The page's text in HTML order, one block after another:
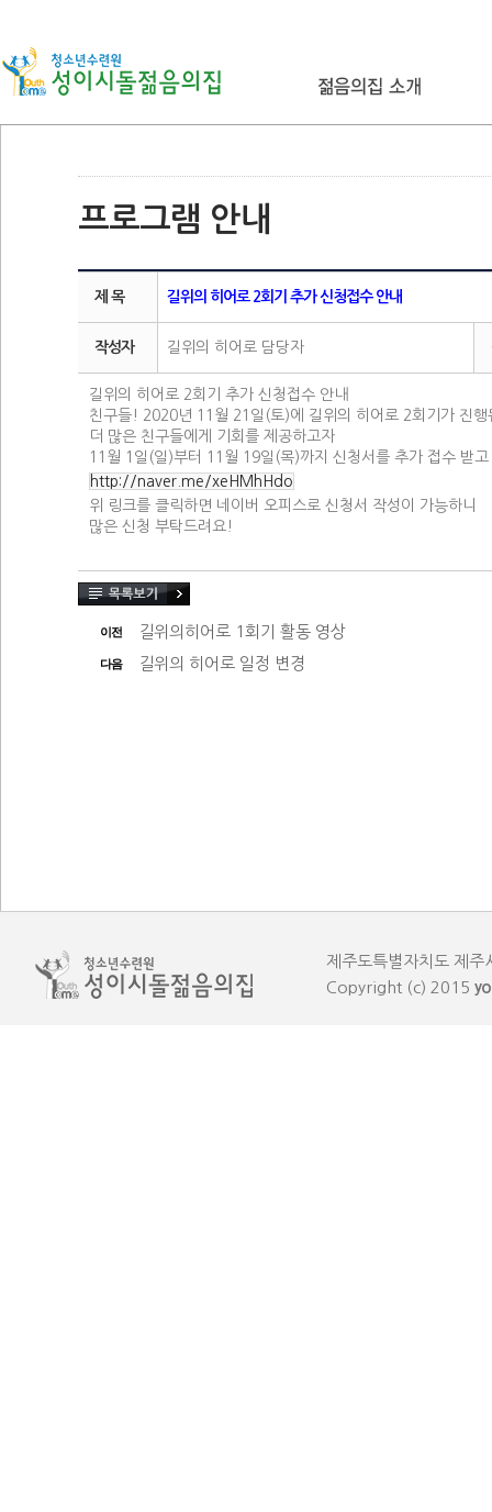
프로그램 안내
제 목 길위의 히어로 2회기 추가 신청접수 안내
작성자 길위의 히어로 담당자
길위의 히어로 2회기 추가 신청접수 안내
친구들! 2020년 11월 21일(토)에 길위의 히어로 2회기가 진행
더 많은 친구들에게 기회를 제공하고자
11월 1일(일)부터 11월 19일(목)까지 신청서를 추가 접수 받고
http://naver.me/xeHMhHdo
위 링크를 클릭하면 네이버 오피스로 신청서 작성이 가능하니
많은 신청 부탁드려요!​
이전 길위의히어로 1회기 활동 영상
다음 길위의 히어로 일정 변경
제주도특별자치도 제
Copyright (c) 2015